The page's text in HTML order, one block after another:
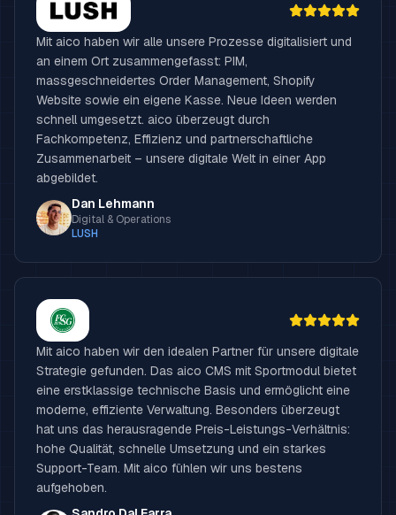
Mit aico haben wir alle unsere Prozesse digitalisiert und
an einem Ort zusammengefasst: PIM,
massgeschneidertes Order Management, Shopify
Website sowie ein eigene Kasse. Neue Ideen werden
schnell umgesetzt. aico überzeugt durch
Fachkompetenz, Effizienz und partnerschaftliche
Zusammenarbeit – unsere digitale Welt in einer App
abgebildet.
Dan Lehmann
Digital & Operations
LUSH
Mit aico haben wir den idealen Partner für unsere digitale
Strategie gefunden. Das aico CMS mit Sportmodul bietet
eine erstklassige technische Basis und ermöglicht eine
moderne, effiziente Verwaltung. Besonders überzeugt
hat uns das herausragende Preis-Leistungs-Verhältnis:
hohe Qualität, schnelle Umsetzung und ein starkes
Support-Team. Mit aico fühlen wir uns bestens
aufgehoben.